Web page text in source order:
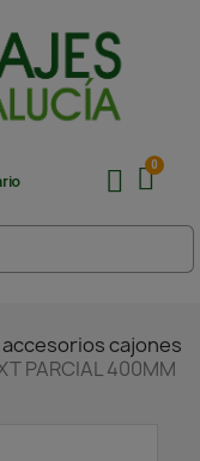
accesorios cajones
PARCIAL 400MM